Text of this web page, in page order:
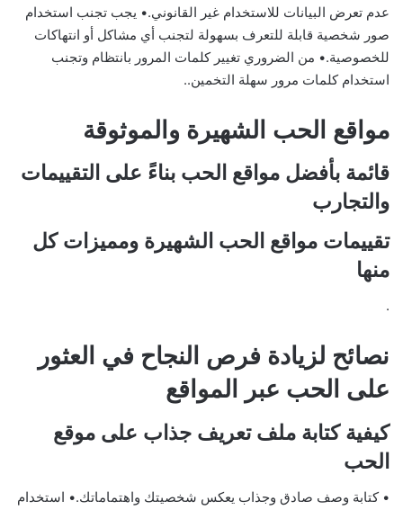
عدم تعرض البيانات للاستخدام غير القانوني.• يجب تجنب استخدام
صور شخصية قابلة للتعرف بسهولة لتجنب أي مشاكل أو انتهاكات
للخصوصية.• من الضروري تغيير كلمات المرور بانتظام وتجنب
استخدام كلمات مرور سهلة التخمين..
مواقع الحب الشهيرة والموثوقة
قائمة بأفضل مواقع الحب بناءً على التقييمات
والتجارب
تقييمات مواقع الحب الشهيرة ومميزات كل
منها
.
نصائح لزيادة فرص النجاح في العثور
على الحب عبر المواقع
كيفية كتابة ملف تعريف جذاب على موقع
الحب
• كتابة وصف صادق وجذاب يعكس شخصيتك واهتماماتك.• استخدام